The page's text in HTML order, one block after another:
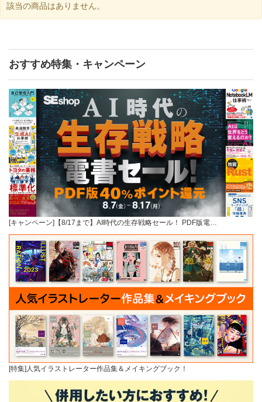
該当の商品はありません。
おすすめ特集・キャンペーン
[キャンペーン]【8/17まで】AI時代の生存戦略セール！ PDF版電…
[特集]人気イラストレーター作品集＆メイキングブック！